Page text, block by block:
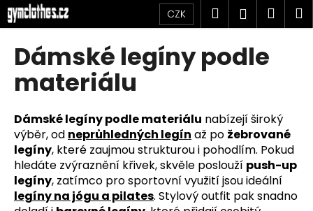
Přejít
na
obsah
CZK Hledat
Dámské legíny podle
materiálu
Dámské legíny podle materiálu nabízejí široký
výběr, od neprůhledných legín až po žebrované
legíny, které zaujmou strukturou i pohodlím. Pokud
hledáte zvýraznění křivek, skvěle poslouží push-up
legíny, zatímco pro sportovní využití jsou ideální
legíny na jógu a pilates. Stylový outfit pak snadno
K
o
C
o
p
o
t
ř
e
b